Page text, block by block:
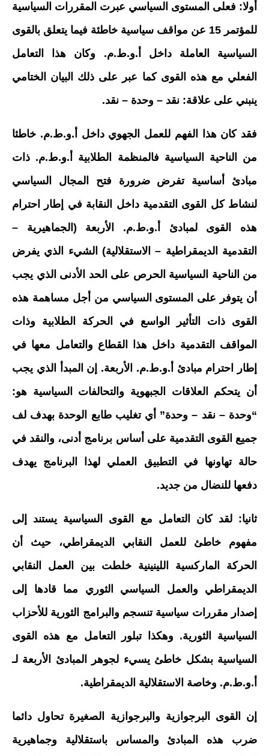
أولا: فعلى المستوى السياسي عبرت المقررات السياسية
للمؤتمر 15 عن مواقف سياسية خاطئة فيما يتعلق بالقوى
السياسية العاملة داخل أ.و.ط.م. وكان هذا التعامل
الفعلي مع هذه القوى كما عبر على ذلك البيان الختامي
ينبني على علاقة: نقد – وحدة – نقد.
فقد كان هذا الفهم للعمل الجهوي داخل أ.و.ط.م. خاطئا
من الناحية السياسية فالمنظمة الطلابية أ.و.ط.م. ذات
مبادئ أساسية تفرض ضرورة فتح المجال السياسي
لنشاط كل القوى التقدمية داخل النقابة في إطار احترام
هذه القوى لمبادئ أ.و.ط.م. الأربعة (الجماهيرية –
التقدمية الديمقراطية – الاستقلالية) الشيء الذي يفرض
من الناحية السياسية الحرص على الحد الأدنى الذي يجب
أن يتوفر على المستوى السياسي من أجل مساهمة هذه
القوى ذات التأثير الواسع في الحركة الطلابية وذات
المواقف التقدمية داخل هذا القطاع والتعامل معها في
إطار احترام مبادئ أ.و.ط.م. الأربعة. إن المبدأ الذي يجب
أن يتحكم العلاقات الجبهوية والتحالفات السياسية هو:
“وحدة – نقد – وحدة” أي تغليب طابع الوحدة بهدف لف
جميع القوى التقدمية على أساس برنامج أدنى، والنقد في
حالة تهاونها في التطبيق العملي لهذا البرنامج يهدف
دفعها للنضال من جديد.
ثانيا: لقد كان التعامل مع القوى السياسية يستند إلى
مفهوم خاطئ للعمل النقابي الديمقراطي، حيث أن
الحركة الماركسية اللينينية خلطت بين العمل النقابي
الديمقراطي والعمل السياسي الثوري مما قادها إلى
إصدار مقررات سياسية تنسجم والبرامج الثورية للأحزاب
السياسية الثورية. وهكذا تبلور التعامل مع هذه القوى
السياسية بشكل خاطئ يسيء لجوهر المبادئ الأربعة لـ
أ.و.ط.م. وخاصة الاستقلالية الديمقراطية.
إن القوى البرجوازية والبرجوازية الصغيرة تحاول دائما
ضرب هذه المبادئ والمساس باستقلالية وجماهيرية